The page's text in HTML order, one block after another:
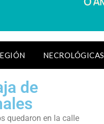
NECROLÓGICAS
de
quedaron en la calle